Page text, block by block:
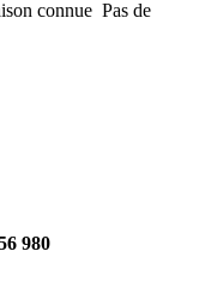
connue Pas de
980